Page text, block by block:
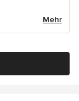
Mehr